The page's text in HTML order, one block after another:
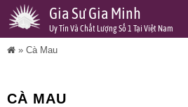
Gia Sư Gia Minh
Uy Tín Và Chất Lượng Số 1 Tại Việt Nam
» Cà Mau
CÀ MAU